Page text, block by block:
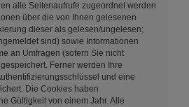
alle Seitenaufrufe zugeordnet werden
über die von Ihnen gelesenen
dieser als gelesen/ungelesen;
sind) sowie Informationen
an Umfragen (sofern Sie nicht
Ferner werden Ihre
und eine
Die Cookies haben
Gültigkeit von einem Jahr. Alle